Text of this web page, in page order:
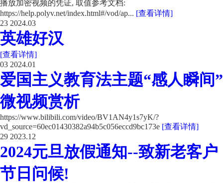
播放加密视频的凭证, 取值参考文档:
https://help.polyv.net/index.html#/vod/ap... [查看详情]
23 2024.03
英雄好汉
[查看详情]
03 2024.01
爱国主义教育法主题“感人瞬间”
微视频赏析
https://www.bilibili.com/video/BV1AN4y1s7yK/?
vd_source=60ec01430382a94b5c056eccd9bc173e [查看详情]
29 2023.12
2024元旦放假通知--致新老客户
节日问候!